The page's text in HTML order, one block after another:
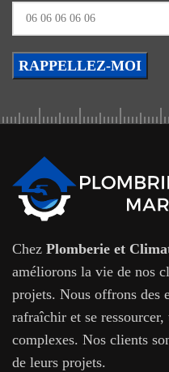
Chez Plomberie et
améliorons la vie de nos
projets. Nous offrons des
rafraîchir et se
complexes. Nos clients
de leurs projets.